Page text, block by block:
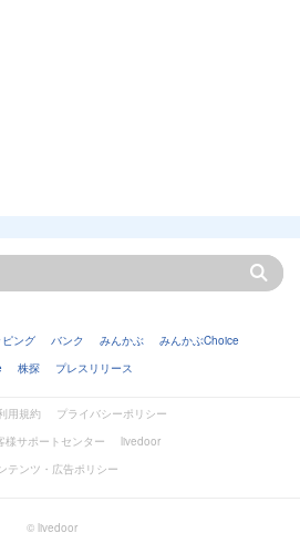
ング バンク みんかぶ
みんかぶChoice
株探 プレスリリース
用規約
プライバシーポリシー
様サポートセンター
livedoor
テンツ・広告ポリシー
© livedoor